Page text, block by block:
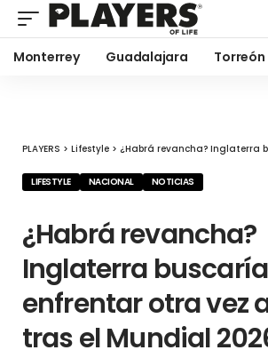
Monterrey Guadalajara Torreón
PLAYERS > Lifestyle > ¿Habrá revancha? Inglaterra buscaría enfrentar
LIFESTYLE NACIONAL NOTICIAS
¿Habrá revancha?
Inglaterra buscaría
enfrentar otra vez
tras el Mundial